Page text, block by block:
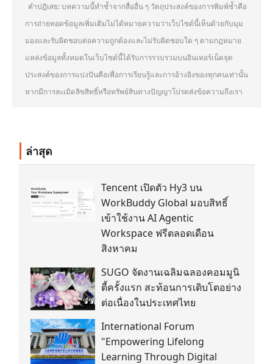
คำปฏิเสธ: บทความนี้ทำซ้ำจากสื่ออื่น ๆ วัตถุประสงค์ของการพิมพ์ซ้ำคือ
การถ่ายทอดข้อมูลเพิ่มเติมไม่ได้หมายความว่าเว็บไซต์นี้เห็นด้วยกับมุม
มองและรับผิดชอบต่อความถูกต้องและไม่รับผิดชอบใด ๆ ตามกฎหมาย
แหล่งข้อมูลทั้งหมดในเว็บไซต์นี้ได้รับการรวบรวมบนอินเทอร์เน็ตจุด
ประสงค์ของการแบ่งปันคือเพื่อการเรียนรู้และการอ้างอิงของทุกคนเท่านั้น
หากมีการละเมิดลิขสิทธิ์หรือทรัพย์สินทางปัญญาโปรดส่งข้อความถึงเรา
ล่าสุด
Tencent เปิดตัว Hy3 บน
WorkBuddy Global มอบสิทธิ์
เข้าใช้งาน AI Agentic
Workspace ฟรีตลอดเดือน
สิงหาคม
SUGO จัดงานเฉลิมฉลองคอมมูนิ
ตี้ครั้งแรก สะท้อนการเติบโตอย่าง
ต่อเนื่องในประเทศไทย
International Forum
"Empowering Lifelong
Learning Through Digital